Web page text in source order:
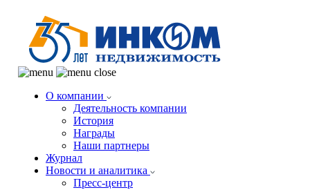
О компании
Деятельность компании
История
Награды
Наши партнеры
Журнал
Новости и аналитика
Пресс-центр